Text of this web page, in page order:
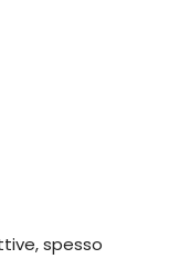
spesso